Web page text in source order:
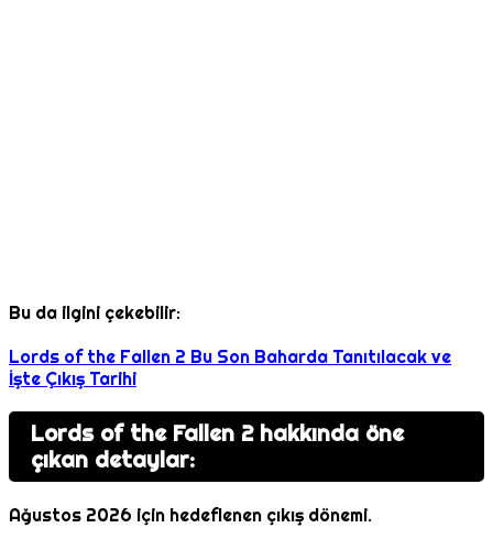
Bu da ilgini çekebilir:
Lords of the Fallen 2 Bu Son Baharda Tanıtılacak ve
İşte Çıkış Tarihi
Lords of the Fallen 2 hakkında öne
çıkan detaylar:
Ağustos 2026 için hedeflenen çıkış dönemi.